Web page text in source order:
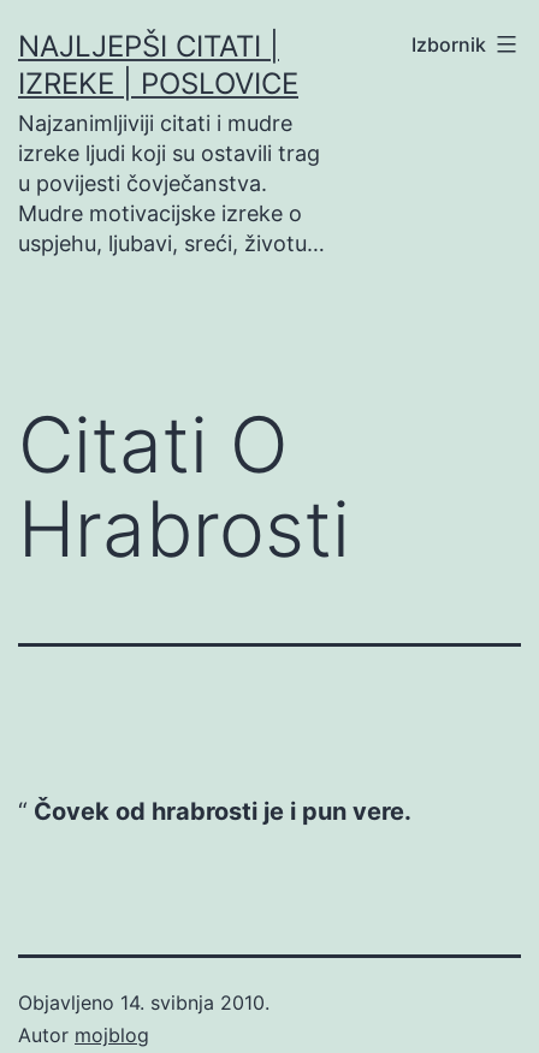
na
sadržaj
NAJLJEPŠI CITATI |
IZREKE | POSLOVICE
Najzanimljiviji citati i mudre
izreke ljudi koji su ostavili trag
u povijesti čovječanstva.
Mudre motivacijske izreke o
uspjehu, ljubavi, sreći, životu…
Izbornik
Citati O
Hrabrosti
Čovek od hrabrosti je i pun vere.
Objavljeno 14. svibnja 2010.
Autor mojblog